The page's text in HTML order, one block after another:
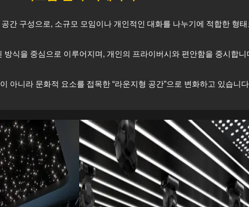
간 구성으로, 소규모 모임이나 개인적인 대화를 나누기에 적합한 형
방식을 중심으로 이루어지며, 개인의 프라이버시와 편안함을 중시합니
아니라 문화적 요소를 접목한 “라운지형 공간”으로 변화하고 있습니